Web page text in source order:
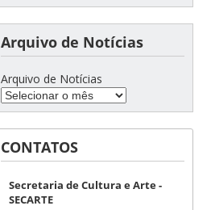
Arquivo de Notícias
Arquivo de Notícias
CONTATOS
Secretaria de Cultura e Arte -
SECARTE